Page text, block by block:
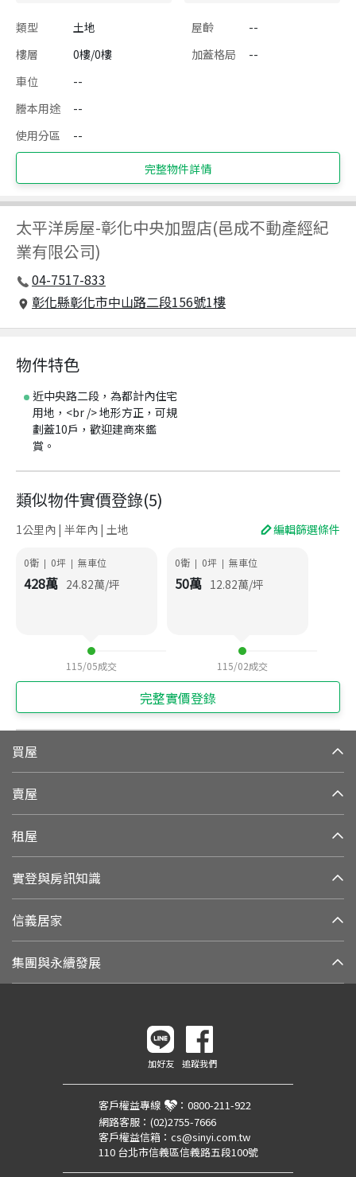
類型 土地 屋齡
--
樓層
0樓/0樓 加蓋格局
--
車位
--
謄本用途
--
使用分區
--
完整物件詳情
太平洋房屋-彰化中央加盟店(邑成不動產經紀
業有限公司)
04-7517-833
彰化縣彰化市中山路二段156號1樓
物件特色
近中央路二段，為都計內住宅
用地，<br /> 地形方正，可規
劃蓋10戶，歡迎建商來鑑
賞。
類似物件實價登錄(5)
1公里內 | 半年內 | 土地 編輯篩選條件
0衛 | 0坪 | 無車位
428萬 24.82萬/坪
115/05成交
0衛 | 0坪 | 無車位
50萬 12.82萬/坪
115/02成交
完整實價登錄
買屋
賣屋
租屋
實登與房訊知識
信義居家
集團與永續發展
加好友 追蹤我們
客戶權益專線 ： 0800-211-922
網路客服： (02)2755-7666
客戶權益信箱： cs@sinyi.com.tw
110 台北市信義區信義路五段100號